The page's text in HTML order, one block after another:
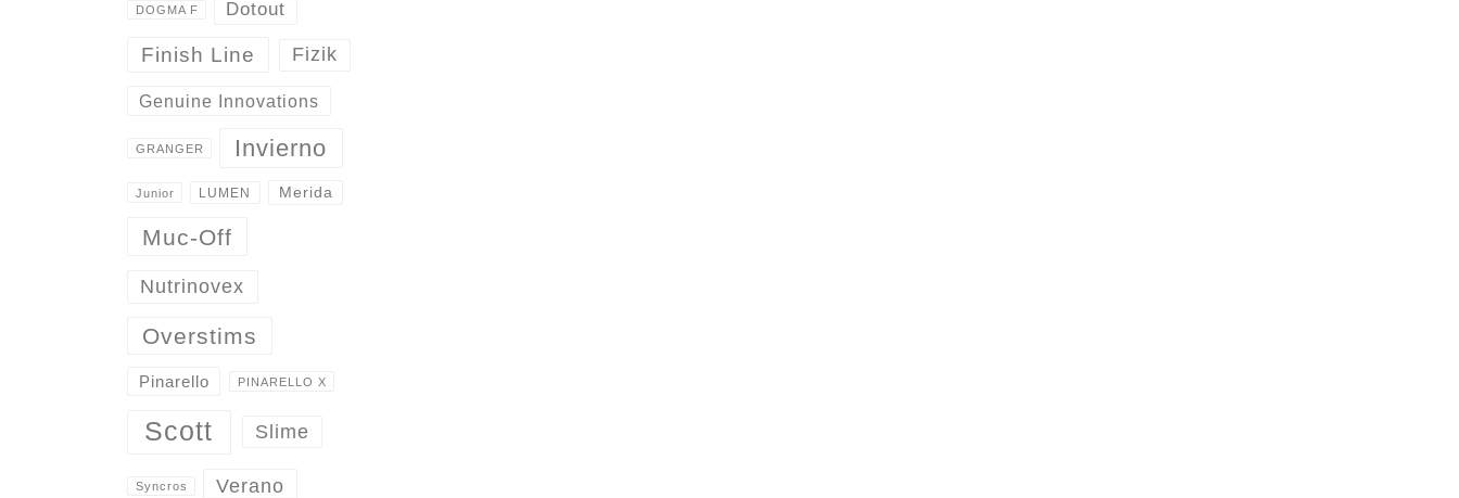
DOGMA F Dotout
Finish Line Fizik
Genuine Innovations
GRANGER Invierno
Junior LUMEN Merida
Muc-Off
Nutrinovex
Overstims
Pinarello PINARELLO X
Scott Slime
Syncros Verano